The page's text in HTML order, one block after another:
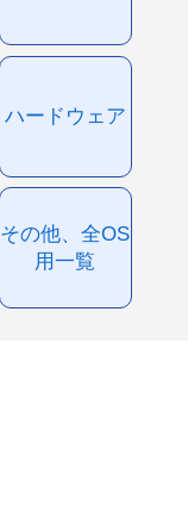
ハードウェア
その他、全OS
用一覧